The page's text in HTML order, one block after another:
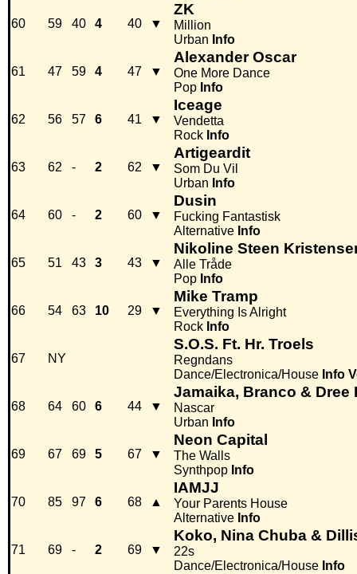
60 59 40 4 40 ▼
ZK
Million
Urban Info
61 47 59 4 47 ▼
Alexander Oscar
One More Dance
Pop Info
62 56 57 6 41 ▼
Iceage
Vendetta
Rock Info
63 62 - 2 62 ▼
Artigeardit
Som Du Vil
Urban Info
64 60 - 2 60 ▼
Dusin
Fucking Fantastisk
Alternative Info
65 51 43 3 43 ▼
Nikoline Steen
Alle Tråde
Pop Info
66 54 63 10 29 ▼
Mike Tramp
Everything Is Alright
Rock Info
67 NY
S.O.S. Ft. Hr. Troels
Regndans
Dance/Electronica/House Info
68 64 60 6 44 ▼
Jamaika, Branco & Dree
Nascar
Urban Info
69 67 69 5 67 ▼
Neon Capital
The Walls
Synthpop Info
70 85 97 6 68 ▲
IAMJJ
Your Parents House
Alternative Info
71 69 - 2 69 ▼
Koko, Nina Chuba &
22s
Dance/Electronica/House Info